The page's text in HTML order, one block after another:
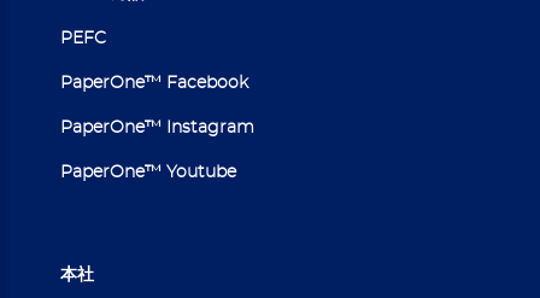
PEFC
PaperOne™ Facebook
PaperOne™ Instagram
PaperOne™ Youtube
本社